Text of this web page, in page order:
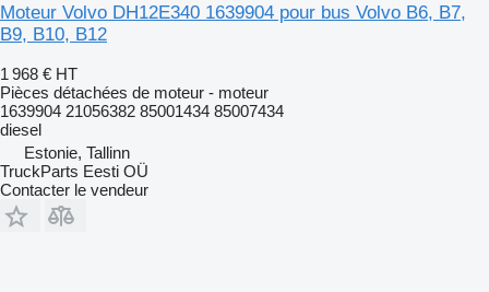
Moteur Volvo DH12E340 1639904 pour bus Volvo B6, B7,
B9, B10, B12
1 968 € HT
Pièces détachées de moteur - moteur
1639904 21056382 85001434 85007434
diesel
Estonie, Tallinn
TruckParts Eesti OÜ
Contacter le vendeur